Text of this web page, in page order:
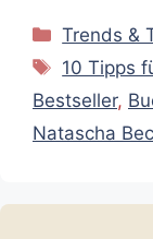
Trends &
10 Tipps
Bestseller,
Natascha